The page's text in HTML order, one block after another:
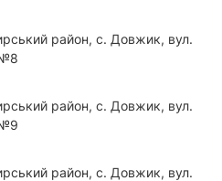
район, с. Довжик, вул.
район, с. Довжик, вул.
район, с. Довжик, вул.